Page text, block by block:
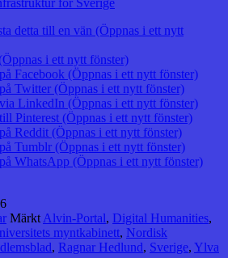
detta till en vän (Öppnas i ett nytt
i ett nytt fönster)
Facebook (Öppnas i ett nytt fönster)
Twitter (Öppnas i ett nytt fönster)
LinkedIn (Öppnas i ett nytt fönster)
Pinterest (Öppnas i ett nytt fönster)
Reddit (Öppnas i ett nytt fönster)
Tumblr (Öppnas i ett nytt fönster)
WhatsApp (Öppnas i ett nytt fönster)
Märkt Alvin-Portal, Digital Humanities,
myntkabinett, Nordisk
, Ragnar Hedlund, Sverige, Ylva